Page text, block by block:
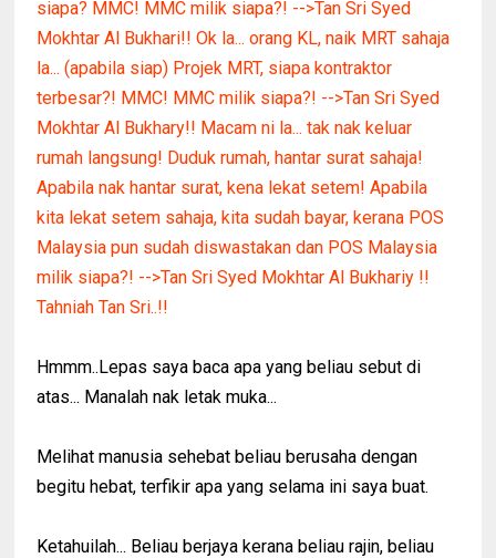
Hmmm..Lepas saya baca apa yang beliau sebut di
atas... Manalah nak letak muka...
Melihat manusia sehebat beliau berusaha dengan
begitu hebat, terfikir apa yang selama ini saya buat.
Ketahuilah... Beliau berjaya kerana beliau rajin, beliau